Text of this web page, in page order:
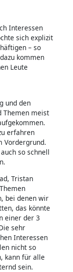
Interessen
sich explizit
– so
kommen
Leute
und den
meist
erfahren
Vordergrund.
so schnell
Tristan
bei denen wir
das könnte
einer der 3
sehr
Interessen
nicht so
kann für alle
sein.